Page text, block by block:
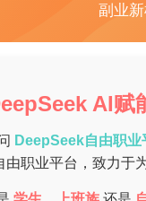
寻找副业来增加收
的一部分。本文将
的工程副业包括：
副业
AI赋
DeepSeek自由职业
由职业平台，致力于